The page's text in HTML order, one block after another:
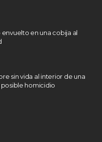
en una cobija al
sin vida al interior de una
homicidio